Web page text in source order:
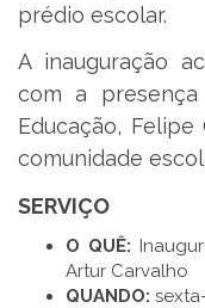
prédio escolar.
A inauguração
com a
Educação,
comunidade
SERVIÇO
O QUÊ:
Artur Carvalho
QUANDO: